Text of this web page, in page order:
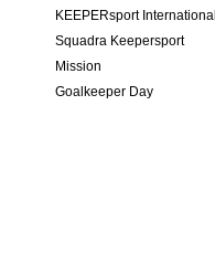
KEEPERsport International
Squadra Keepersport
Mission
Goalkeeper Day